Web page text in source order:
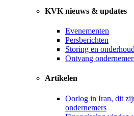
KVK nieuws & updates
Evenementen
Persberichten
Storing en onderhoud
Ontvang
Artikelen
Oorlog in Iran, dit
ondernemers